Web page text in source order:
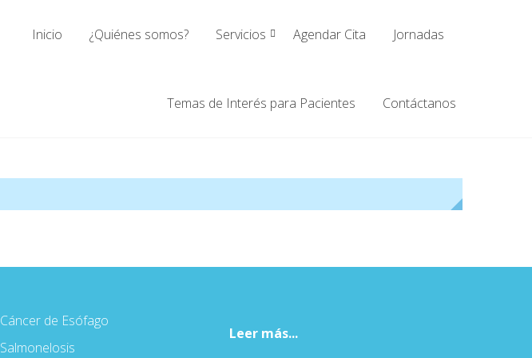
Inicio ¿Quiénes somos? Servicios Agendar Cita Jornadas
Temas de Interés para Pacientes Contáctanos
Cáncer de Esófago
Salmonelosis
Leer más...